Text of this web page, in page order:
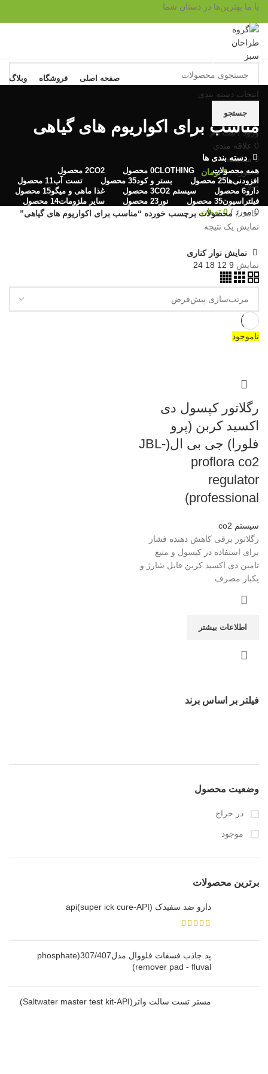
با ما بهترین‌ها در دستان شما
انتخاب دسته بندی
جستجو
ورود / ثبت نام
0 علاقه مندی
0 مقايسه
0 مورد /
0 تومان
منو
0 مورد /
0 تومان
مرور دسته ها
صفحه اصلی فروشگاه وبلاگ
مناسب برای اکواریوم های گیاهی
دسته بندی ها
همه محصولات CLOTHING0 محصول CO22 محصول
افزودنی‌ها25 محصول بستر و کود35 محصول تست آب11 محصول
دارو6 محصول سیستم CO2 3 محصول غذا ماهی و میگو15 محصول
فیلتراسیون35 محصول نور 23 محصول سایر ملزومات14 محصول
فیلتر بر اساس برند
وضعیت محصول
در حراج
موجود
برترین محصولات
دارو ضد سفیدک api(super ick cure-API)
پد جاذب فسفات فلووال مدل307/407(phosphate
remover pad - fluval)
مستر تست سالت واتر(Saltwater master test kit-API)
خانه
محصولات برچسب خورده “مناسب برای اکواریوم های گیاهی”
نمایش یک نتیجه
نمایش نوار کناری
نمایش 9
12
18
24
ناموجود
رگلاتور کپسول دی
اکسید کربن (پرو
فلورا) جی بی ال(JBL-
proflora co2
regulator
professional)
سیستم co2
رگلاتور برقی کاهش دهنده فشار
برای استفاده در کپسول و منبع
تامین دی اکسید کربن قابل شارژ و
یکبار مصرف
اطلاعات بیشتر